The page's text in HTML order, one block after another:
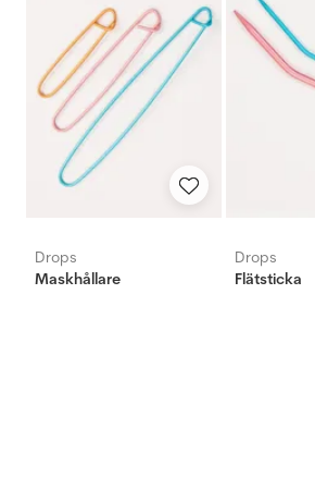
Drops
Maskhållare
Drops
Flätsticka